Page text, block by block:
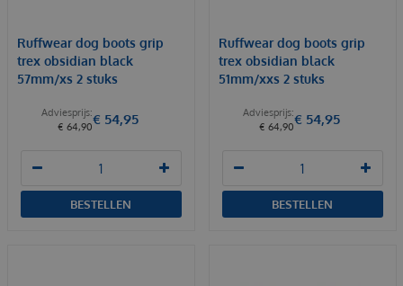
Ruffwear dog boots grip
trex obsidian black
57mm/xs 2 stuks
€ 64,90€ 54,95
BESTELLEN
Ruffwear dog boots grip
trex obsidian black
51mm/xxs 2 stuks
€ 64,90€ 54,95
BESTELLEN